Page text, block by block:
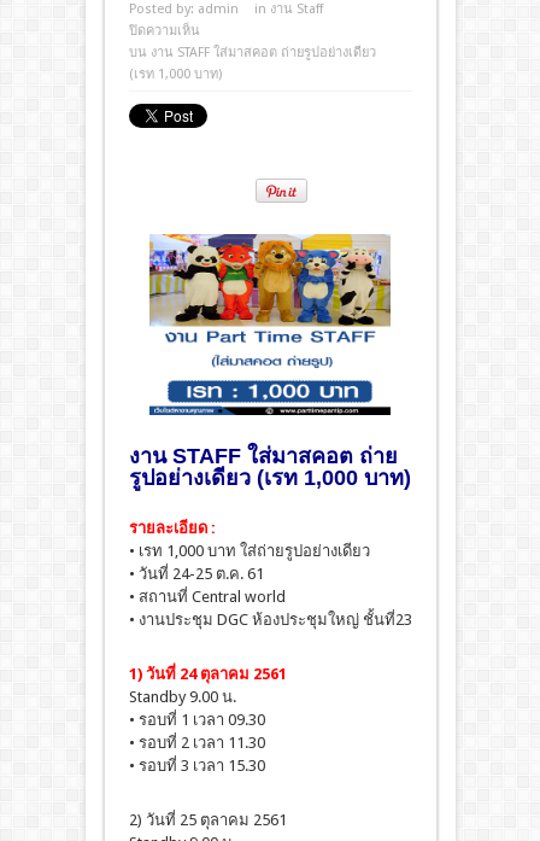
Posted by: admin in งาน Staff
ปิดความเห็น
บน งาน STAFF ใส่มาสคอต ถ่ายรูปอย่างเดียว
(เรท 1,000 บาท)
งาน STAFF ใส่มาสคอต ถ่าย
รูปอย่างเดียว (เรท 1,000 บาท)
รายละเอียด :
• เรท 1,000 บาท ใส่ถ่ายรูปอย่างเดียว
• วันที่ 24-25 ต.ค. 61
• สถานที่ Central world
• งานประชุม DGC ห้องประชุมใหญ่ ชั้นที่23
1) วันที่ 24 ตุลาคม 2561
Standby 9.00 น.
• รอบที่ 1 เวลา 09.30
• รอบที่ 2 เวลา 11.30
• รอบที่ 3 เวลา 15.30
2) วันที่ 25 ตุลาคม 2561